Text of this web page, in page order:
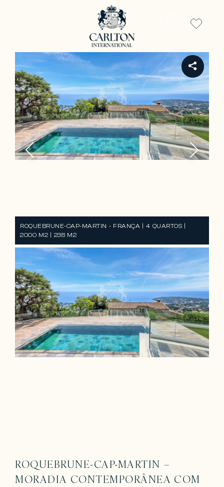
ROQUEBRUNE-CAP-MARTIN - FRANÇA | 4 QUARTOS |
2000 M2 | 238 M2
ROQUEBRUNE-CAP-MARTIN –
MORADIA CONTEMPORÂNEA COM